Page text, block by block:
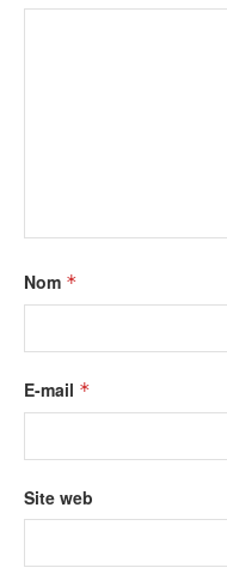
Nom *
E-mail *
Site web